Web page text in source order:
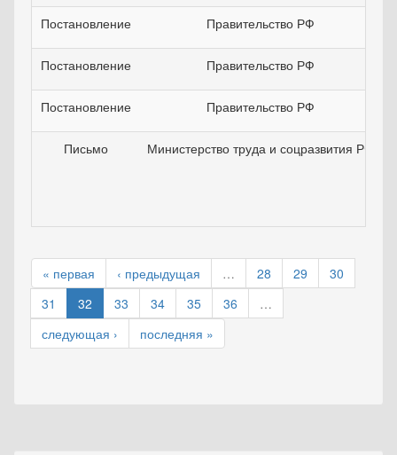
Постановление Правительство РФ
Постановление Правительство РФ
Постановление Правительство РФ
Письмо Министерство труда и соцразвития РФ
« первая ‹ предыдущая … 28 29
30
31
32 33 34 35 36
…
следующая ›
последняя »